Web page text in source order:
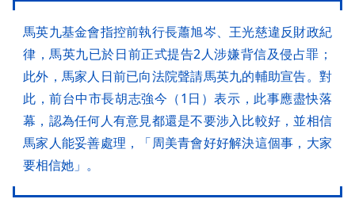
馬英九基金會指控前執行長蕭旭岑、王光慈違反財政紀
律，馬英九已於日前正式提告2人涉嫌背信及侵占罪；
此外，馬家人日前已向法院聲請馬英九的輔助宣告。對
此，前台中市長胡志強今（1日）表示，此事應盡快落
幕，認為任何人有意見都還是不要涉入比較好，並相信
馬家人能妥善處理，「周美青會好好解決這個事，大家
要相信她」。